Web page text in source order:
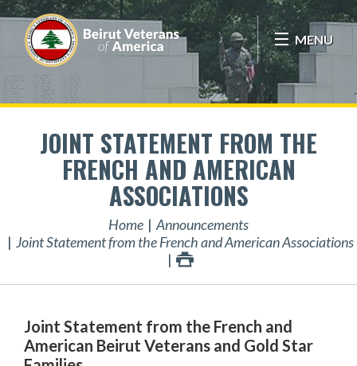
MENU
JOINT STATEMENT FROM THE
FRENCH AND AMERICAN
ASSOCIATIONS
Home
Announcements
Joint Statement from the French and American Associations
Joint Statement from the French and
American Beirut Veterans and Gold Star